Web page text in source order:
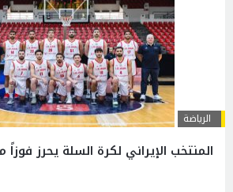
الرياضة
المنتخب الإيراني لكرة السلة يحرز